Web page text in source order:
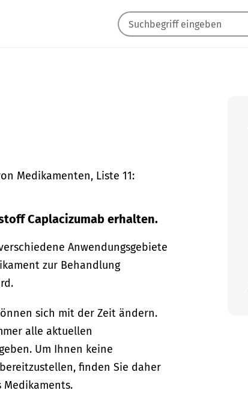
Medikamenten, Liste 11:
Caplacizumab erhalten.
Anwendungsgebiete
zur Behandlung
sich mit der Zeit ändern.
alle aktuellen
Um Ihnen keine
finden Sie daher
Medikaments.